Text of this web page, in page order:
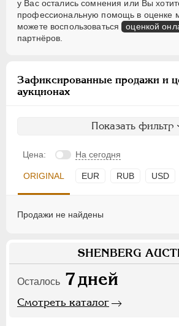
у Вас остались сомнения или Вы
профессиональную помощь в оценке
можете воспользоваться оценкой
партнёров.
Зафиксированные продажи и
аукционах
Показать фильтр
Цена: На сегодня
ORIGINAL EUR RUB USD
Продажи не найдены
SHENBERG
Осталось 7дней
Смотреть каталог